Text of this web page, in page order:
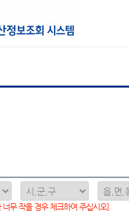
너무 작을 경우 체크하여 주십시오]